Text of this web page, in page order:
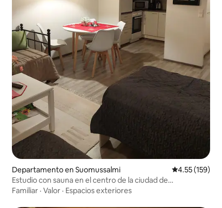
Departamento en Suomussalmi Calificación
4.55 (159)
Estudio con sauna en el centro de la ciudad de
Suomussalmi
Familiar · Valor · Espacios exteriores